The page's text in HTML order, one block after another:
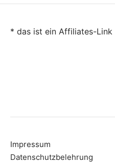
* das ist ein Affiliates-Link
Impressum
Datenschutzbelehrung